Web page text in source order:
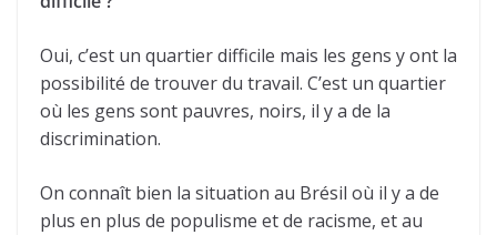
Oui, c’est un quartier difficile mais les gens y ont la
possibilité de trouver du travail. C’est un quartier
où les gens sont pauvres, noirs, il y a de la
discrimination.
On connaît bien la situation au Brésil où il y a de
plus en plus de populisme et de racisme, et au